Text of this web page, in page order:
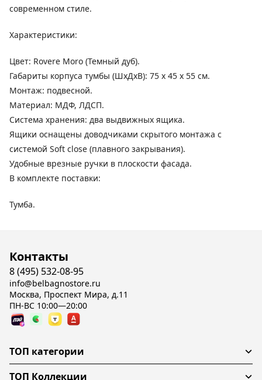
современном стиле.
Характеристики:
Цвет: Rovere Moro (Темный дуб).
Габариты корпуса тумбы (ШхДхВ): 75 x 45 x 55 см.
Монтаж: подвесной.
Материал: МДФ, ЛДСП.
Система хранения: два выдвижных ящика.
Ящики оснащены доводчиками скрытого монтажа с
системой Soft close (плавного закрывания).
Удобные врезные ручки в плоскости фасада.
В комплекте поставки:
Тумба.
Контакты
8 (495) 532-08-95
info@belbagnostore.ru
Москва, Проспект Мира, д.11
ПН-ВС 10:00—20:00
ТОП категории
ТОП Коллекции